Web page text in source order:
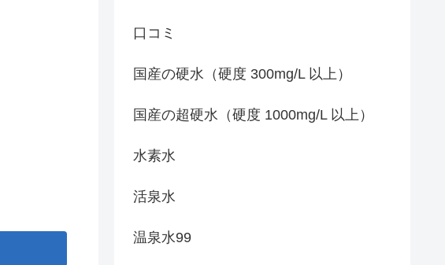
口コミ
国産の硬水（硬度 300mg/L 以上）
国産の超硬水（硬度 1000mg/L 以上）
水素水
活泉水
温泉水99